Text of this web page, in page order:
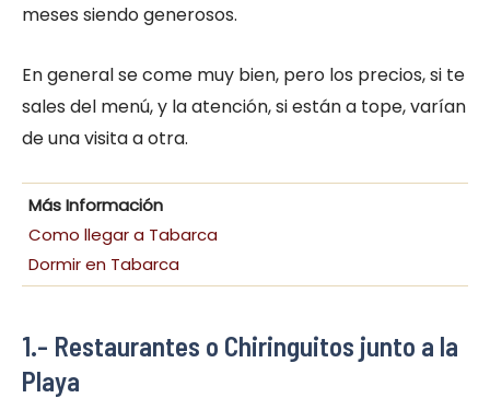
meses siendo generosos.
En general se come muy bien, pero los precios, si te
sales del menú, y la atención, si están a tope, varían
de una visita a otra.
Más Información
Como llegar a Tabarca
Dormir en Tabarca
1.- Restaurantes o Chiringuitos junto a la
Playa